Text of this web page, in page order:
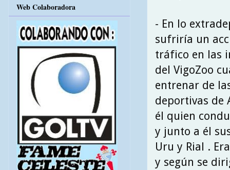
- En lo
sufriría un
tráfico en las
del VigoZoo
entrenar de
deportivas de
él quien
y junto a él
Uru y Rial .
y según se
Web Colaboradora